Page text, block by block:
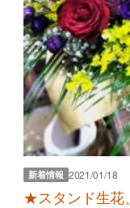
新着情報 2021/01/18
★スタンド生花